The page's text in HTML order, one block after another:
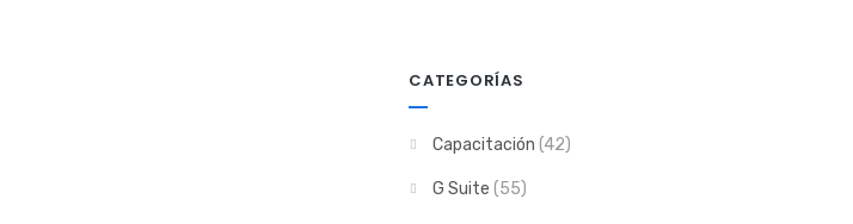
CATEGORÍAS
Capacitación (42)
G Suite (55)